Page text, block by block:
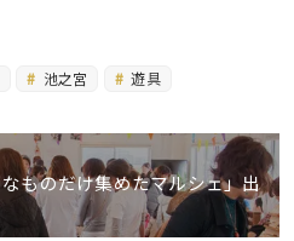
池之宮 遊具
ものだけ集めたマルシェ」出